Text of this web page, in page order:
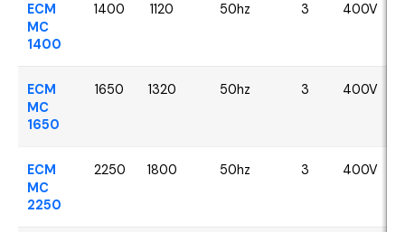
ECM
MC
1400
1400 1120 50hz 3 400V
ECM
MC
1650
1650 1320 50hz 3 400V
ECM
MC
2250
2250 1800 50hz 3 400V